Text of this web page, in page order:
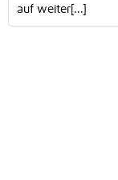
auf weiter[...]